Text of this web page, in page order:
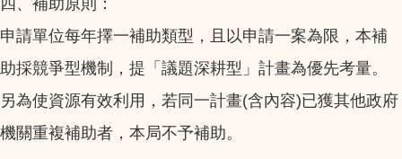
申請單位每年擇一補助類型，且以申請一案為限，本補
助採競爭型機制，提「議題深耕型」計畫為優先考量。
另為使資源有效利用，若同一計畫(含內容)已獲其他政府
機關重複補助者，本局不予補助。